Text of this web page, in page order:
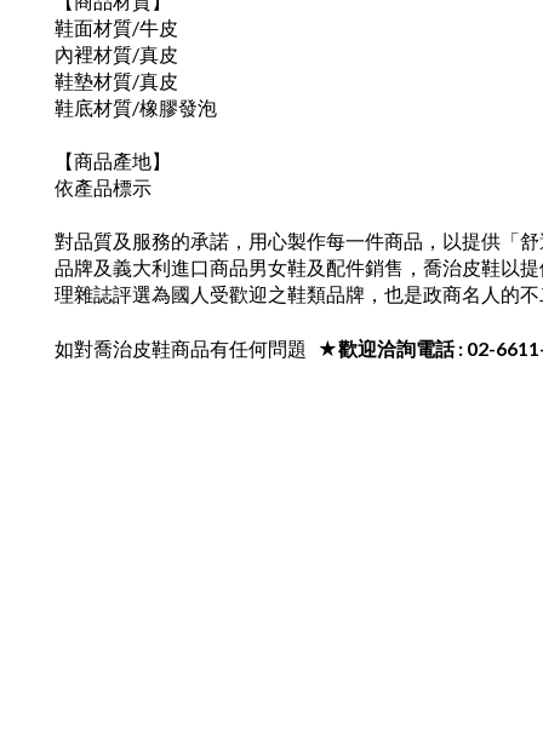
鞋面材質/牛皮
內裡材質/真皮
鞋墊材質/真皮
鞋底材質/橡膠發泡
【商品產地】
依產品標示
對品質及服務的承諾，用心製作每一件商品，以提供「
品牌及義大利進口商品男女鞋及配件銷售，喬治皮鞋以
理雜誌評選為國人受歡迎之鞋類品牌，也是政商名人的
如對喬治皮鞋商品有任何問題 ★歡迎洽詢電話 : 02-